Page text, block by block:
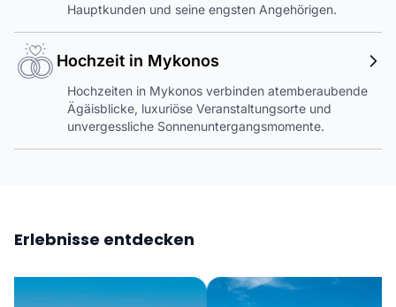
Hauptkunden und seine engsten Angehörigen.
Hochzeit in Mykonos
Hochzeiten in Mykonos verbinden atemberaubende
Ägäisblicke, luxuriöse Veranstaltungsorte und
unvergessliche Sonnenuntergangsmomente.
Erlebnisse entdecken